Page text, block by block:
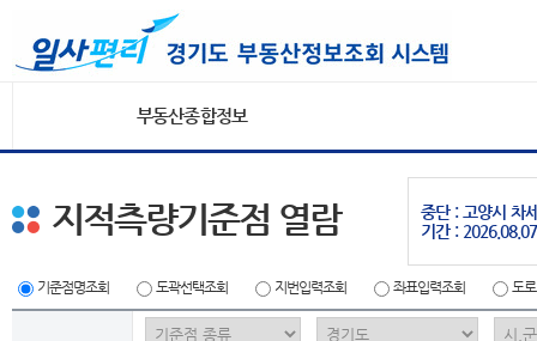
부동산종합정보
중단 : 고양시 차
기간 :
지적측량기준점 열람
기준점명조회 도곽선택조회 지번입력조회 좌표입력조회 도